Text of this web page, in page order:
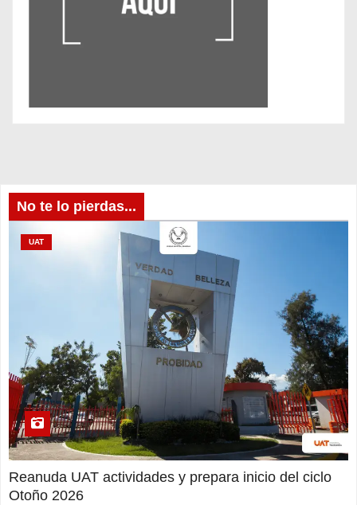
No te lo pierdas...
UAT
Reanuda UAT actividades y prepara inicio del ciclo
Otoño 2026